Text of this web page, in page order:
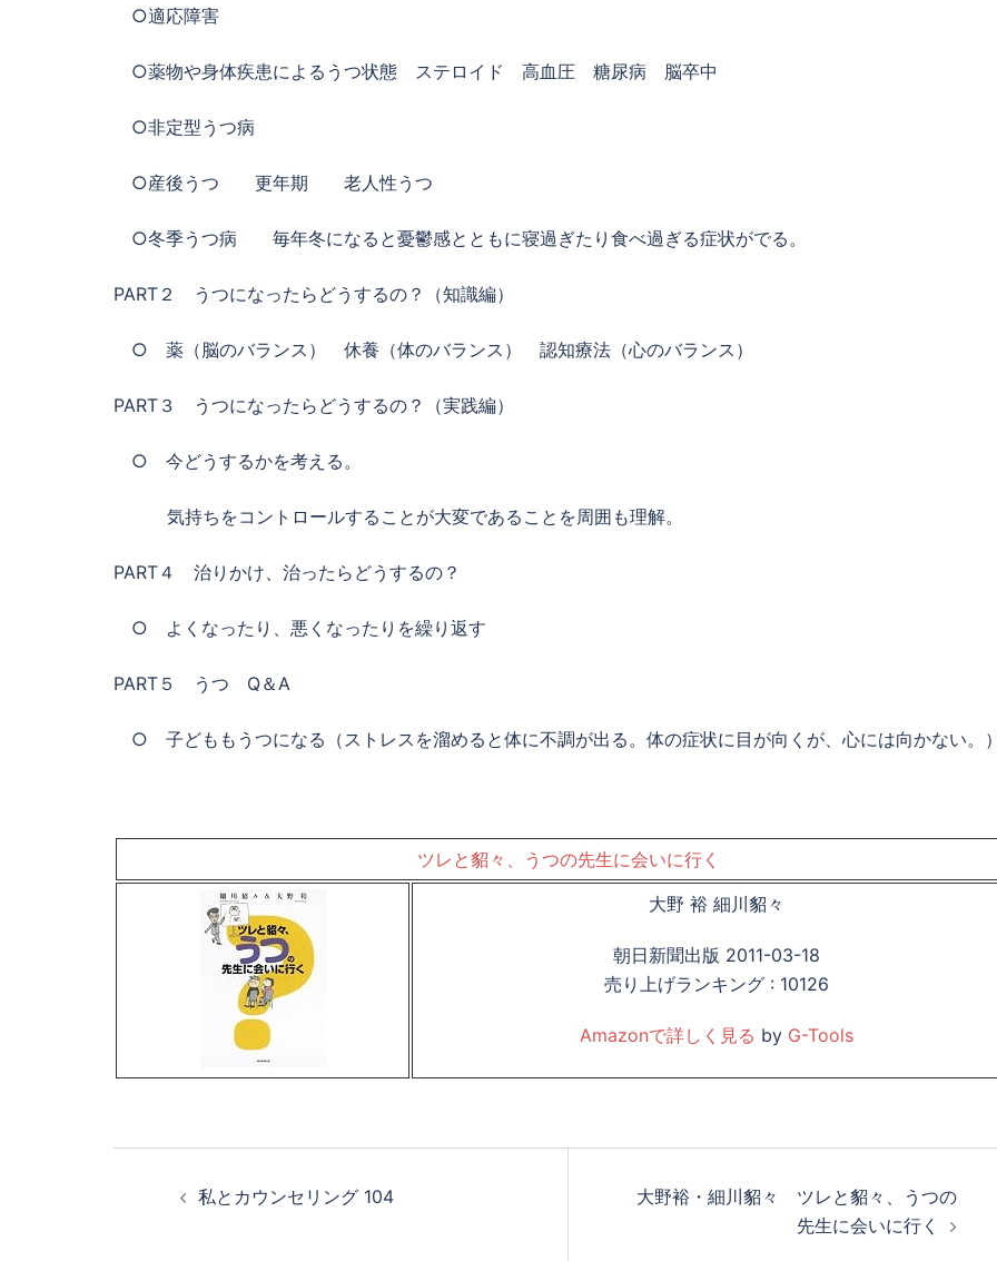
○適応障害
○薬物や身体疾患によるうつ状態 ステロイド 高血圧 糖尿病 脳卒中
○非定型うつ病
○産後うつ 更年期 老人性うつ
○冬季うつ病 毎年冬になると憂鬱感とともに寝過ぎたり食べ過ぎる症状がでる。
PART２ うつになったらどうするの？（知識編）
○ 薬（脳のバランス） 休養（体のバランス） 認知療法（心のバランス）
PART３ うつになったらどうするの？（実践編）
○ 今どうするかを考える。
気持ちをコントロールすることが大変であることを周囲も理解。
PART４ 治りかけ、治ったらどうするの？
○ よくなったり、悪くなったりを繰り返す
PART５ うつ Q＆A
○ 子どももうつになる（ストレスを溜めると体に不調が出る。体の症状に目が向くが、心には向かない。）
ツレと貂々、うつの先生に会いに行く
大野 裕 細川貂々
朝日新聞出版 2011-03-18
売り上げランキング : 10126
Amazonで詳しく見る by G-Tools
私とカウンセリング 104
大野裕・細川貂々 ツレと貂々、うつの
先生に会いに行く